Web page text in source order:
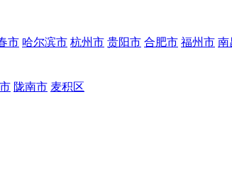
市 哈尔滨市 杭州市 贵阳市 合肥市 福州市 南
陇南市 麦积区